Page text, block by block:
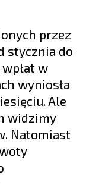
przez
stycznia do
w
wyniosła
Ale
widzimy
Natomiast